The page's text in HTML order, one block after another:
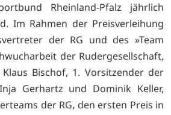
Rheinland-Pfalz jährlich
Im Rahmen der Preisverleihung
der RG und des »Team
der Rudergesellschaft,
Bischof, 1. Vorsitzender der
Gerhartz und Dominik Keller,
der RG, den ersten Preis in